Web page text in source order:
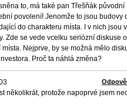
to, má také pan Třešňák původní
povolení! Jenomže to jsou budovy
do charakteru místa. I v nich jsou v
Zde se vede vcelku seriózní diskuse
Nejprve, by se možná mělo
Proč ta náhlá změna?
několikrát, protože napoprvé jsem